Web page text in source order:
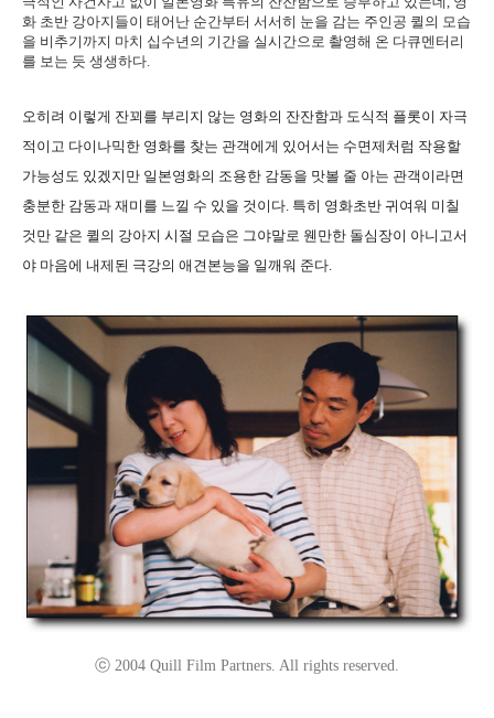
화 초반 강아지들이 태어난 순간부터 서서히 눈을 감는 주인공 퀼의 모습
을 비추기까지 마치 십수년의 기간을 실시간으로 촬영해 온 다큐멘터리
를 보는 듯 생생하다.
오히려 이렇게 잔꾀를 부리지 않는 영화의 잔잔함과 도식적 플롯이 자극
적이고 다이나믹한 영화를 찾는 관객에게 있어서는 수면제처럼 작용할
가능성도 있겠지만 일본영화의 조용한 감동을 맛볼 줄 아는 관객이라면
충분한 감동과 재미를 느낄 수 있을 것이다. 특히 영화초반 귀여워 미칠
것만 같은 퀼의 강아지 시절 모습은 그야말로 웬만한 돌심장이 아니고서
야 마음에 내제된 극강의 애견본능을 일깨워 준다.
ⓒ 2004 Quill Film Partners. All rights reserved.